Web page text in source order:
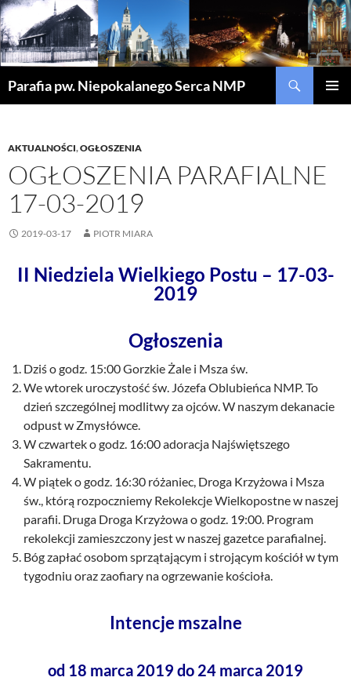
Parafia pw. Niepokalanego Serca NMP
AKTUALNOŚCI,OGŁOSZENIA
OGŁOSZENIA PARAFIALNE
17-03-2019
2019-03-17 PIOTR MIARA
II Niedziela Wielkiego Postu – 17-03-
2019
Ogłoszenia
Dziś o godz. 15:00 Gorzkie Żale i Msza św.
We wtorek uroczystość św. Józefa Oblubieńca NMP. To
dzień szczególnej modlitwy za ojców. W naszym dekanacie
odpust w Zmysłówce.
W czwartek o godz. 16:00 adoracja Najświętszego
Sakramentu.
W piątek o godz. 16:30 różaniec, Droga Krzyżowa i Msza
św., którą rozpoczniemy Rekolekcje Wielkopostne w naszej
parafii. Druga Droga Krzyżowa o godz. 19:00. Program
rekolekcji zamieszczony jest w naszej gazetce parafialnej.
Bóg zapłać osobom sprzątającym i strojącym kościół w tym
tygodniu oraz zaofiary na ogrzewanie kościoła.
Intencje mszalne
od 18 marca 2019 do 24 marca 2019